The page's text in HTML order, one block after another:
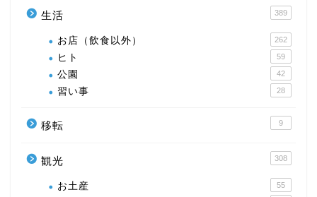
生活 389
お店（飲食以外） 262
ヒト 59
公園 42
習い事 28
移転 9
観光 308
お土産 55